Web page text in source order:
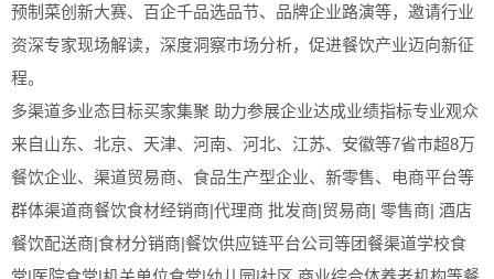
预制菜创新大赛、百企千品选品节、品牌企业路演等，邀请行业
资深专家现场解读，深度洞察市场分析，促进餐饮产业迈向新征
程。
多渠道多业态目标买家集聚 助力参展企业达成业绩指标专业观众
来自山东、北京、天津、河南、河北、江苏、安徽等7省市超8万
餐饮企业、渠道贸易商、食品生产型企业、新零售、电商平台等
群体渠道商餐饮食材经销商|代理商 批发商|贸易商| 零售商| 酒店
餐饮配送商|食材分销商|餐饮供应链平台公司等团餐渠道学校食